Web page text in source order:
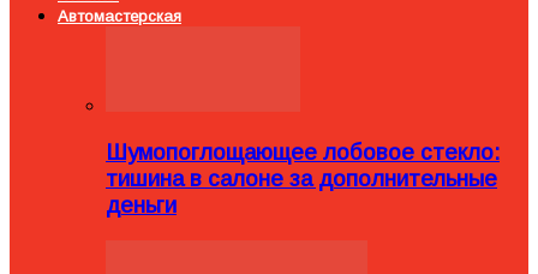
Автомастерская
Шумопоглощающее лобовое стекло:
тишина в салоне за дополнительные
деньги